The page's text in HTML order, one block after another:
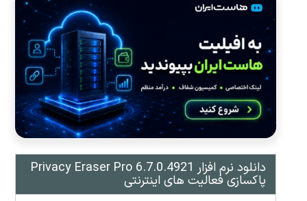
دانلود نرم افزار Privacy Eraser Pro 6.7.0.4921
پاکسازی فعالیت های اینترنتی